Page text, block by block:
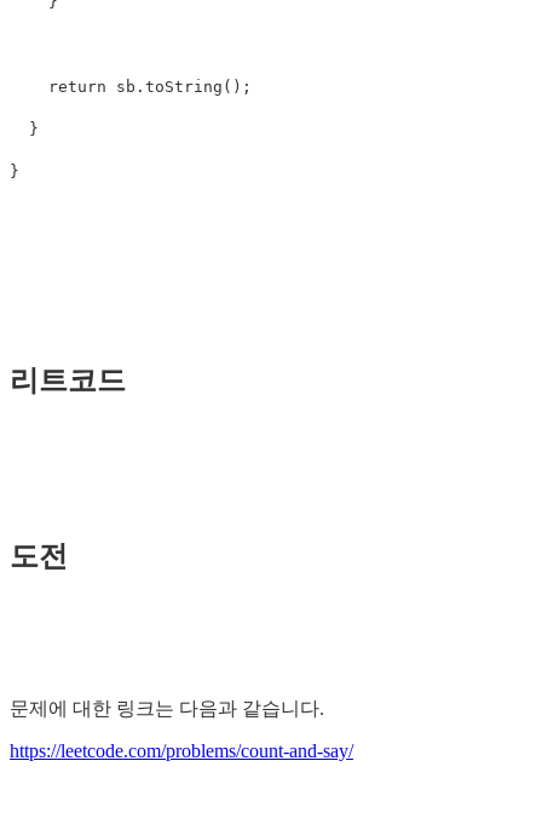
return sb . toString ();
}
}
리트코드
도전
문제에 대한 링크는 다음과 같습니다.
https://leetcode.com/problems/count-and-say/